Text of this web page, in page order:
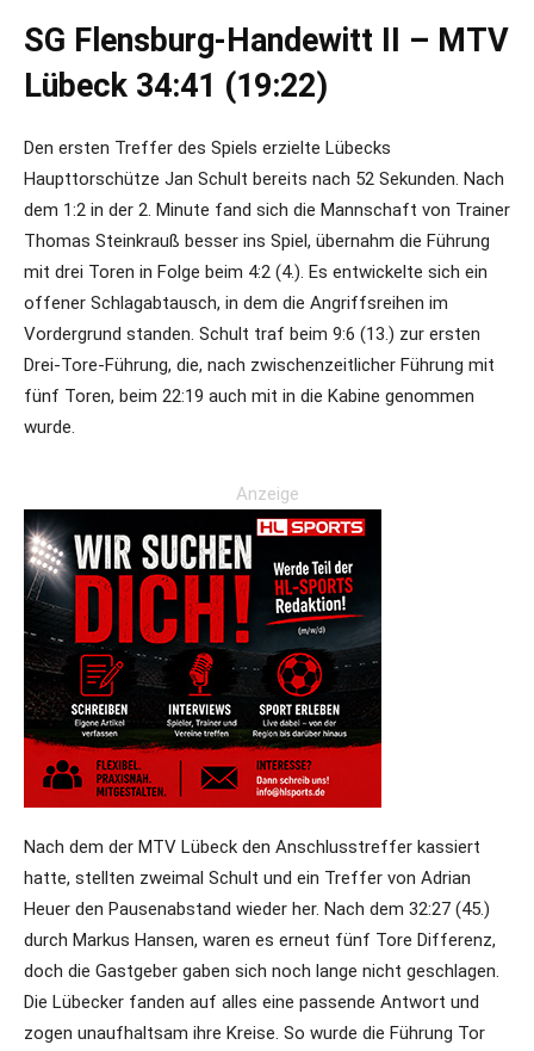
SG Flensburg-Handewitt II – MTV
Lübeck 34:41 (19:22)
Den ersten Treffer des Spiels erzielte Lübecks
Haupttorschütze Jan Schult bereits nach 52 Sekunden. Nach
dem 1:2 in der 2. Minute fand sich die Mannschaft von Trainer
Thomas Steinkrauß besser ins Spiel, übernahm die Führung
mit drei Toren in Folge beim 4:2 (4.). Es entwickelte sich ein
offener Schlagabtausch, in dem die Angriffsreihen im
Vordergrund standen. Schult traf beim 9:6 (13.) zur ersten
Drei-Tore-Führung, die, nach zwischenzeitlicher Führung mit
fünf Toren, beim 22:19 auch mit in die Kabine genommen
wurde.
Anzeige
Nach dem der MTV Lübeck den Anschlusstreffer kassiert
hatte, stellten zweimal Schult und ein Treffer von Adrian
Heuer den Pausenabstand wieder her. Nach dem 32:27 (45.)
durch Markus Hansen, waren es erneut fünf Tore Differenz,
doch die Gastgeber gaben sich noch lange nicht geschlagen.
Die Lübecker fanden auf alles eine passende Antwort und
zogen unaufhaltsam ihre Kreise. So wurde die Führung Tor